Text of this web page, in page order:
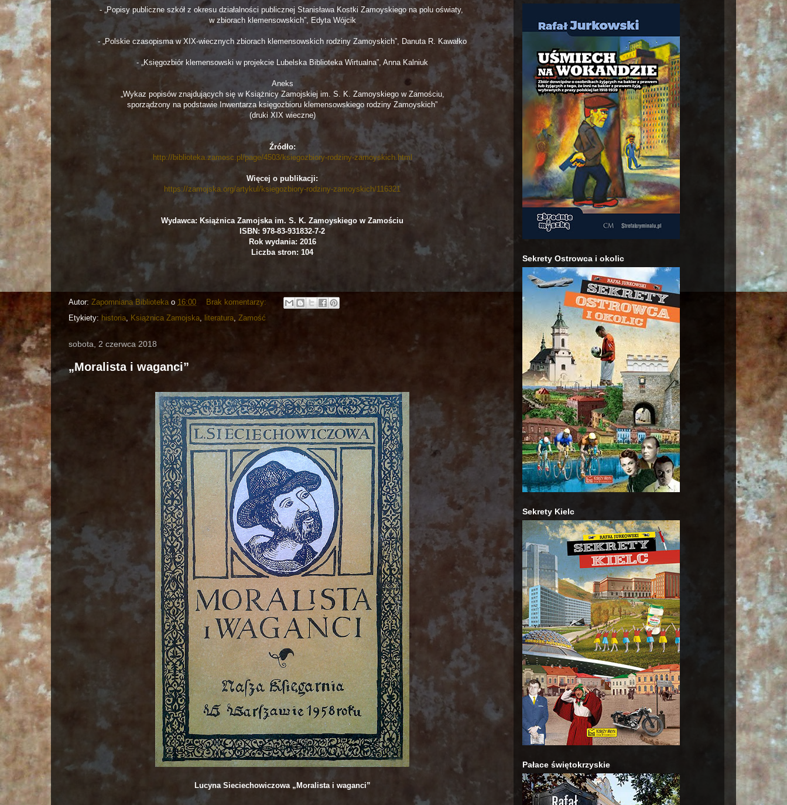
- „Popisy publiczne szkół z okresu działalności publicznej Stanisława Kostki Zamoyskiego na polu oświaty,
w zbiorach klemensowskich”, Edyta Wójcik
- „Polskie czasopisma w XIX-wiecznych zbiorach klemensowskich rodziny Zamoyskich”, Danuta R. Kawałko
- „Księgozbiór klemensowski w projekcie Lubelska Biblioteka Wirtualna”, Anna Kalniuk
Aneks
„Wykaz popisów znajdujących się w Książnicy Zamojskiej im. S. K. Zamoyskiego w Zamościu,
sporządzony na podstawie Inwentarza księgozbioru klemensowskiego rodziny Zamoyskich”
(druki XIX wieczne)
Źródło:
http://biblioteka.zamosc.pl/page/4503/ksiegozbiory-rodziny-zamoyskich.html
Więcej o publikacji:
https://zamojska.org/artykul/ksiegozbiory-rodziny-zamoyskich/116321
Wydawca: Książnica Zamojska im. S. K. Zamoyskiego w Zamościu
ISBN: 978-83-931832-7-2
Rok wydania: 2016
Liczba stron: 104
Autor: Zapomniana Biblioteka o 16:00
Brak komentarzy:
Etykiety: historia Książnica Zamojska literatura Zamość
sobota, 2 czerwca 2018
„Moralista i waganci”
Lucyna Sieciechowiczowa „Moralista i waganci”
Sekrety Ostrowca i okolic
Sekrety Kielc
Pałace świętokrzyskie